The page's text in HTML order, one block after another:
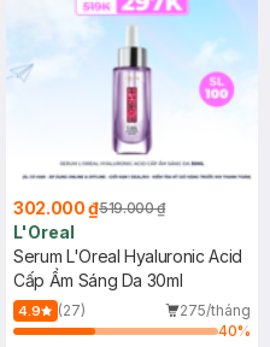
302.000 ₫519.000 ₫
L'Oreal
Serum L'Oreal Hyaluronic Acid
Cấp Ẩm Sáng Da 30ml
4.9 (27)
275/tháng
40%